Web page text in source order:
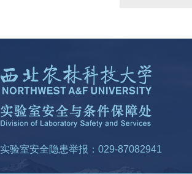
实验室安全隐患举报：029-87082941